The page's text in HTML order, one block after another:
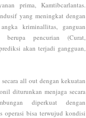
prima, Kamtibcarlantas.
yang meningkat dengan
kriminallitas, ganguan
berupa pencurian (Curat,
akan terjadi gangguan,
secara all out dengan kekuatan
diturunkan menjaga secara
diperkuat dengan
operasi bisa terwujud kondisi